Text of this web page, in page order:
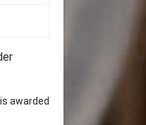
awarded